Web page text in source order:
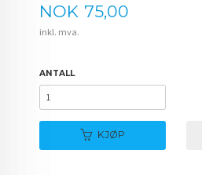
Pris
NOK 75,00
inkl. mva.
ANTALL
KJØP